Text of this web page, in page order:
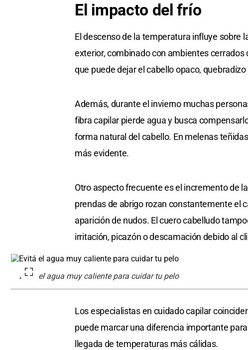
El impacto del frío
El descenso de la temperatura influye sobre
exterior, combinado con ambientes
que puede dejar el cabello opaco,
Además, durante el invierno muchas
fibra capilar pierde agua y busca
forma natural del cabello. En melenas
más evidente.
Otro aspecto frecuente es el incremento de
prendas de abrigo rozan constantemente el
aparición de nudos. El cuero cabelludo
irritación, picazón o descamación debido al
Evitá el agua muy caliente para cuidar tu pelo
Los especialistas en cuidado capilar
puede marcar una diferencia importante
llegada de temperaturas más cálidas.